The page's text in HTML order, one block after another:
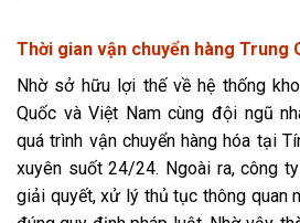
Thời gian vận chuyển hàng Trung
Nhờ sở hữu lợi thế về hệ thống
Quốc và Việt Nam cùng đội ngũ
quá trình vận chuyển hàng hóa tại
xuyên suốt 24/24. Ngoài ra, công
giải quyết, xử lý thủ tục thông quan